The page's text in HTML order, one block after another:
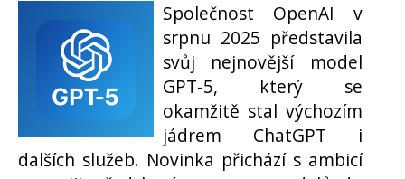
Společnost OpenAI v
srpnu 2025 představila
svůj nejnovější model
GPT-5, který se
okamžitě stal výchozím
jádrem ChatGPT i
dalších služeb. Novinka přichází s ambicí